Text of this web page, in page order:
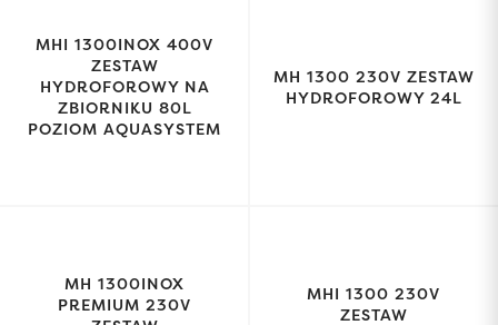
MHI 1300INOX 400V
ZESTAW
HYDROFOROWY NA
ZBIORNIKU 80L
POZIOM AQUASYSTEM
MH 1300 230V ZESTAW
HYDROFOROWY 24L
MH 1300INOX
PREMIUM 230V
MHI 1300 230V
ZESTAW